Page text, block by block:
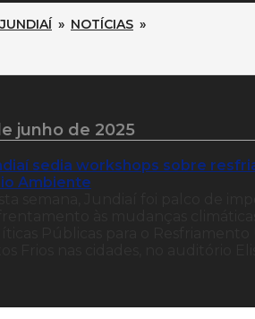
» NOTÍCIAS »
junho de 2025
sedia workshops sobre
Ambiente